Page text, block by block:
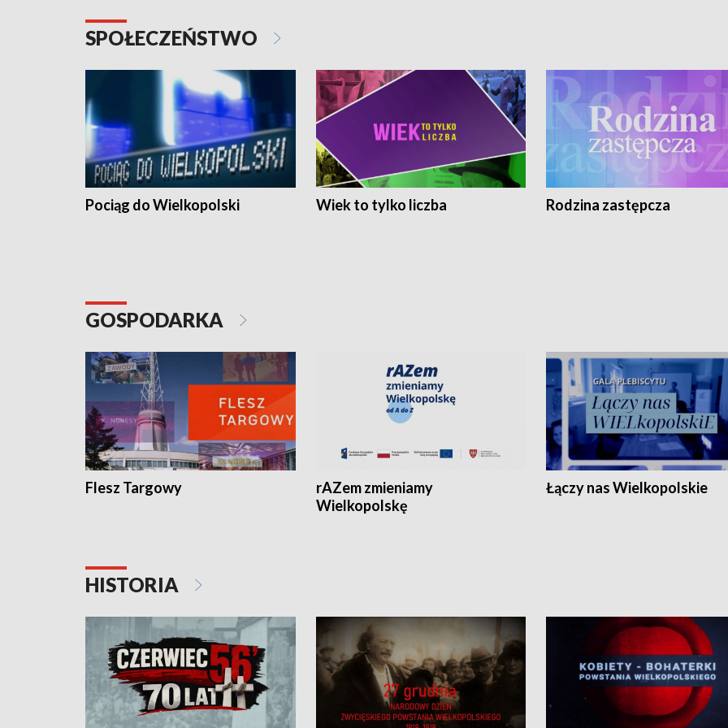
SPOŁECZEŃSTWO
Pociąg do Wielkopolski Wiek to tylko liczba Rodzina zastępcza
GOSPODARKA
Flesz Targowy
rAZem zmieniamy
Wielkopolskę
Łączy nas Wielkopolskie
HISTORIA